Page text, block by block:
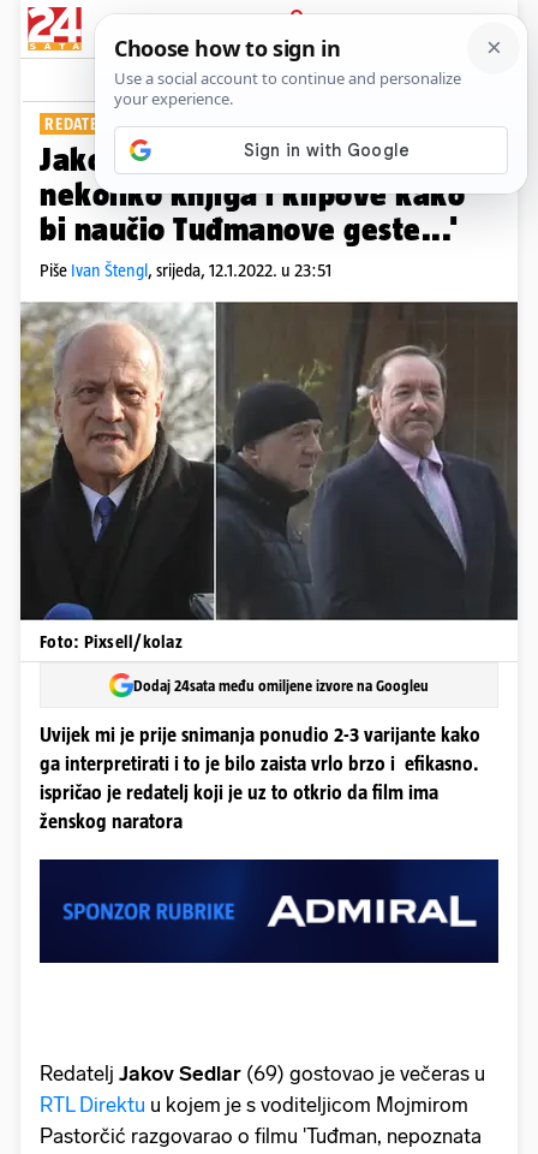
PRIJAVA
Show Komentari
REDATELJ U 'DIREKTU'
Jakov Sedlar: 'Dao sam Spaceyu
nekoliko knjiga i klipove kako
bi naučio Tuđmanove geste...'
Piše Ivan Štengl, srijeda, 12.1.2022. u 23:51
Foto: Pixsell/kolaz
Dodaj 24sata među omiljene izvore na Googleu
Uvijek mi je prije snimanja ponudio 2-3 varijante kako
ga interpretirati i to je bilo zaista vrlo brzo i efikasno.
ispričao je redatelj koji je uz to otkrio da film ima
ženskog naratora
Redatelj Jakov Sedlar (69) gostovao je večeras u
RTL Direktu u kojem je s voditeljicom Mojmirom
Pastorčić razgovarao o filmu 'Tuđman, nepoznata